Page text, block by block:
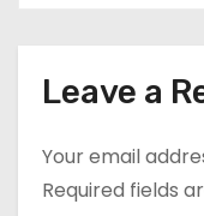
Leave a
Your email
Required fields